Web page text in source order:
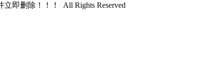
即删除！！！ All Rights Reserved